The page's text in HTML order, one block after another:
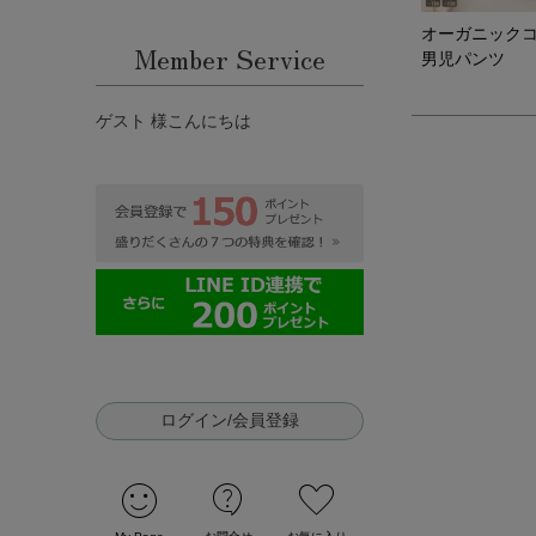
Member Service
ゲスト 様こんにちは
ログイン/会員登録
sentiment_satisfied contact_support favorite
オーガニック
男児パンツ